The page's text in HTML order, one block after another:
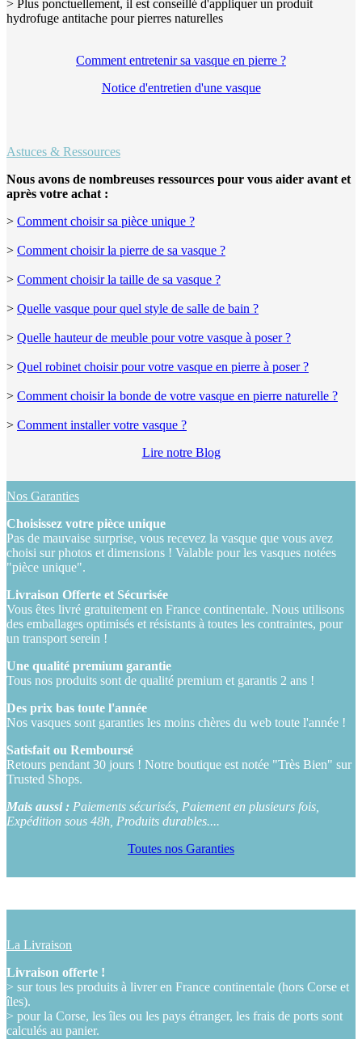
> Plus ponctuellement, il est conseillé d'appliquer un produit
hydrofuge antitache pour pierres naturelles
Comment entretenir sa vasque en pierre ?
Notice d'entretien d'une vasque
Astuces & Ressources
Nous avons de nombreuses ressources pour vous aider avant et
après votre achat :
> Comment choisir sa pièce unique ?
> Comment choisir la pierre de sa vasque ?
> Comment choisir la taille de sa vasque ?
> Quelle vasque pour quel style de salle de bain ?
> Quelle hauteur de meuble pour votre vasque à poser ?
> Quel robinet choisir pour votre vasque en pierre à poser ?
> Comment choisir la bonde de votre vasque en pierre naturelle ?
> Comment installer votre vasque ?
Lire notre Blog
Nos Garanties
Choisissez votre pièce unique
Pas de mauvaise surprise, vous recevez la vasque que vous avez
choisi sur photos et dimensions ! Valable pour les vasques notées
"pièce unique".
Livraison Offerte et Sécurisée
Vous êtes livré gratuitement en France continentale. Nous utilisons
des emballages optimisés et résistants à toutes les contraintes, pour
un transport serein !
Une qualité premium garantie
Tous nos produits sont de qualité premium et garantis 2 ans !
Des prix bas toute l'année
Nos vasques sont garanties les moins chères du web toute l'année !
Satisfait ou Remboursé
Retours pendant 30 jours ! Notre boutique est notée "Très Bien" sur
Trusted Shops.
Mais aussi : Paiements sécurisés, Paiement en plusieurs fois,
Expédition sous 48h, Produits durables....
Toutes nos Garanties
La Livraison
Livraison offerte !
> sur tous les produits à livrer en France continentale (hors Corse et
îles).
> pour la Corse, les îles ou les pays étranger, les frais de ports sont
calculés au panier.